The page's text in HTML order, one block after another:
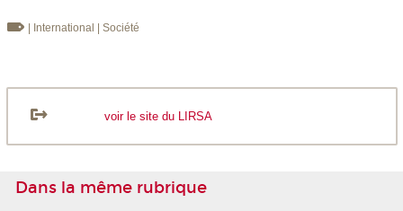
| International | Société
voir le site du LIRSA
Dans la même rubrique